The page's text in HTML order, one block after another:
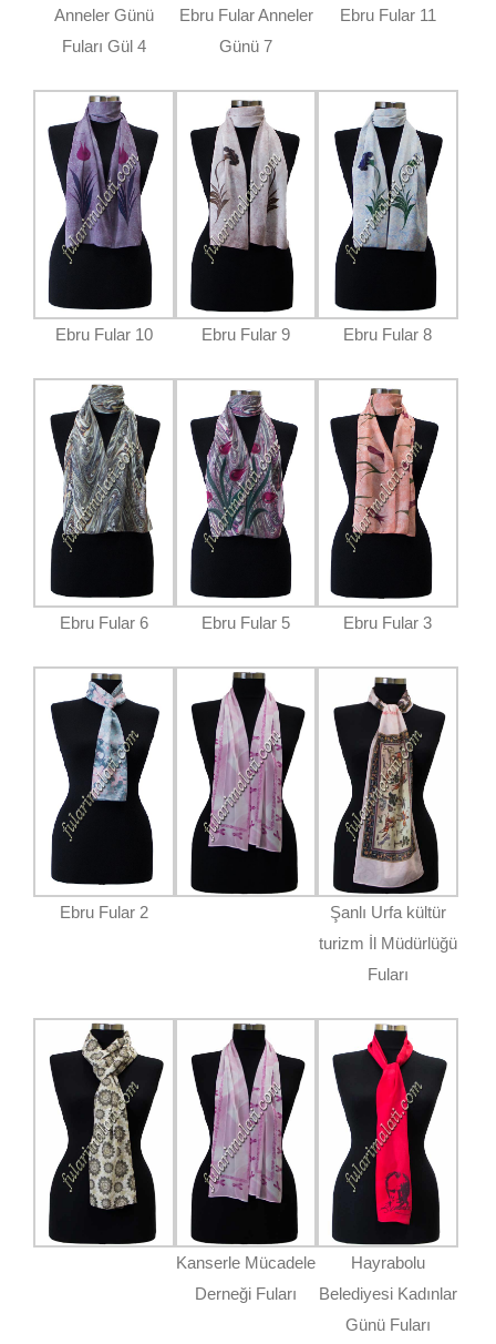
Anneler Günü
Fuları Gül 4
Ebru Fular Anneler
Günü 7
Ebru Fular 11
Ebru Fular 10 Ebru Fular 9 Ebru Fular 8
Ebru Fular 6 Ebru Fular 5 Ebru Fular 3
Ebru Fular 2
Şanlı Urfa kültür
turizm İl Müdürlüğü
Fuları
Kanserle Mücadele
Derneği Fuları
Hayrabolu
Belediyesi Kadınlar
Günü Fuları